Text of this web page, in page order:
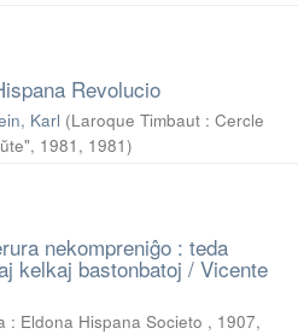
Revolucio
Karl (Laroque Timbaut : Cercle
1981 , 1981)
nekompreniĝo : teda
kelkaj bastonbatoj / Vicente
: Eldona Hispana Societo , 1907,